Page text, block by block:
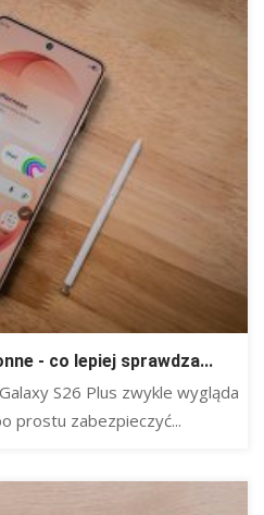
- co lepiej sprawdza...
S26 Plus zwykle wygląda
prostu zabezpieczyć...